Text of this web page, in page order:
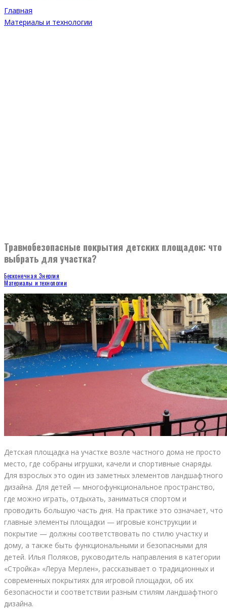
Главная
Материалы и технологии
Травмобезопасные покрытия детских площадок: что
выбрать для участка?
Бесконечная Энергия
Материалы и технологии
Детская площадка на участке возле частного дома не просто
место, где собраны игрушки, качели и спортивные снаряды.
Для взрослых это один из заметных элементов ландшафтного
дизайна. Для детей — многофункциональное пространство,
где можно играть, отдыхать, заниматься спортом и
проводить большую часть дня. На практике это означает, что
главные элементы площадки — игровые конструкции и
покрытие — должны соответствовать по стилю участку и
дому, а также быть функциональными и безопасными для
детей. Илья Поляков, руководитель направления в категории
«Стройка» «Леруа Мерлен», рассказывает о традиционных и
современных покрытиях для игровой площадки, об их
безопасности и соответствии разным стилям ландшафтного
дизайна.